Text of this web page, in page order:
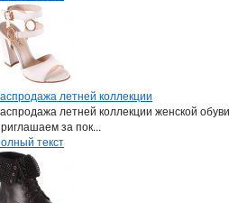
летней коллекции
летней коллекции женской
за пок...
текст